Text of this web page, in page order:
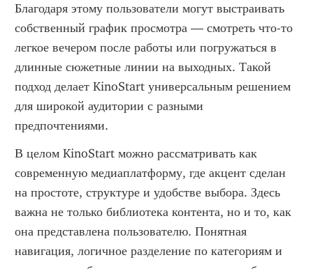
Благодаря этому пользователи могут выстраивать
собственный график просмотра — смотреть что-то
легкое вечером после работы или погружаться в
длинные сюжетные линии на выходных. Такой
подход делает KinoStart универсальным решением
для широкой аудитории с разными
предпочтениями.
В целом KinoStart можно рассматривать как
современную медиаплатформу, где акцент сделан
на простоте, структуре и удобстве выбора. Здесь
важна не только библиотека контента, но и то, как
она представлена пользователю. Понятная
навигация, логичное разделение по категориям и